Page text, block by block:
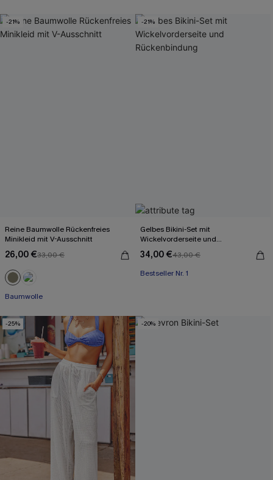
-21%
Reine Baumwolle Rückenfreies
Minikleid mit V-Ausschnitt
26,00 €33,00 €
Baumwolle
-21%
Gelbes Bikini-Set mit
Wickelvorderseite und
Rückenbindung
34,00 €43,00 €
Bestseller Nr. 1
-25% -20%